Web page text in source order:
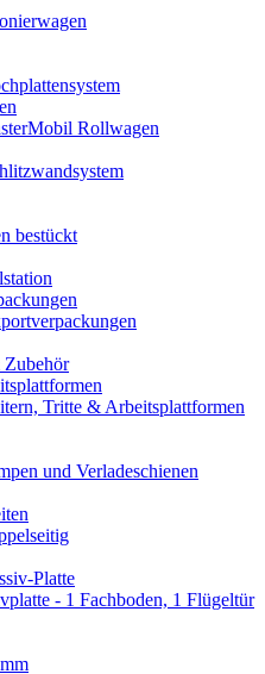
Rollwagen
bestückt
Zubehör
Tritte & Arbeitsplattformen
und Verladeschienen
- 1 Fachboden, 1 Flügeltür